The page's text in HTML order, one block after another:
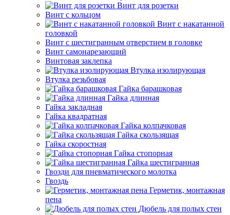
Винт для розетки
Винт с кольцом
Винт с накатанной
головкой
Винт с шестигранным отверстием в головке
Винт самонарезающий
Винтовая заклепка
Втулка изолирующая
Втулка резьбовая
Гайка барашковая
Гайка длинная
Гайка закладная
Гайка квадратная
Гайка колпачковая
Гайка скользящая
Гайка скоростная
Гайка стопорная
Гайка шестигранная
Гвозди для пневматического молотка
Гвоздь
Герметик, монтажная
пена
Дюбель для полых стен